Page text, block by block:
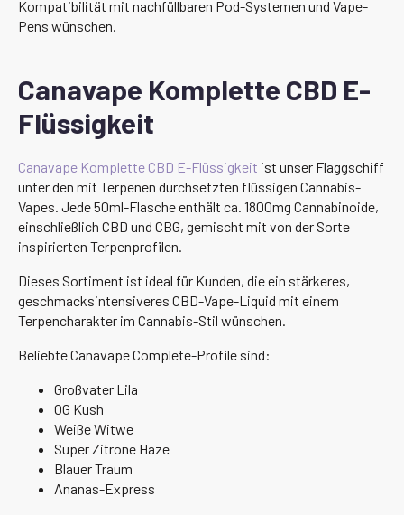
Kompatibilität mit nachfüllbaren Pod-Systemen und Vape-
Pens wünschen.
Canavape Komplette CBD E-
Flüssigkeit
Canavape Komplette CBD E-Flüssigkeit ist unser Flaggschiff
unter den mit Terpenen durchsetzten flüssigen Cannabis-
Vapes. Jede 50ml-Flasche enthält ca. 1800mg Cannabinoide,
einschließlich CBD und CBG, gemischt mit von der Sorte
inspirierten Terpenprofilen.
Dieses Sortiment ist ideal für Kunden, die ein stärkeres,
geschmacksintensiveres CBD-Vape-Liquid mit einem
Terpencharakter im Cannabis-Stil wünschen.
Beliebte Canavape Complete-Profile sind:
Großvater Lila
OG Kush
Weiße Witwe
Super Zitrone Haze
Blauer Traum
Ananas-Express